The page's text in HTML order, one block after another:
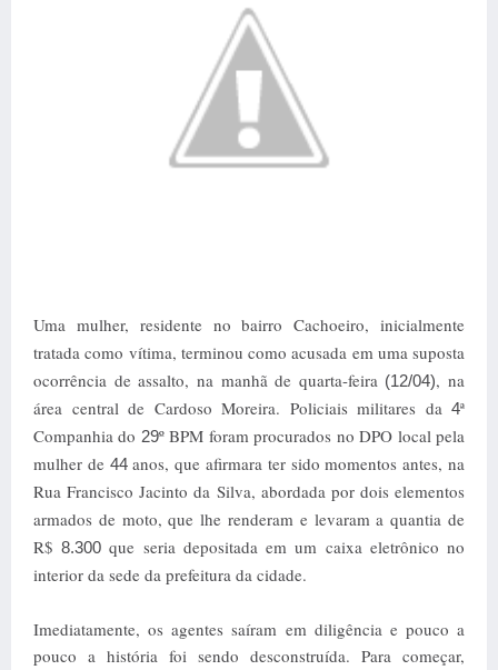
Uma mulher, residente no bairro Cachoeiro, inicialmente
tratada como vítima, terminou como acusada em uma suposta
ocorrência de assalto, na manhã de quarta-feira (12/04), na
área central de Cardoso Moreira. Policiais militares da 4ª
Companhia do 29º BPM foram procurados no DPO local pela
mulher de 44anos, que afirmara ter sido momentos antes, na
Rua Francisco Jacinto da Silva, abordada por dois elementos
armados de moto, que lhe renderam e levaram a quantia de
R$8.300 que seria depositada em um caixa eletrônico no
interior da sede da prefeitura da cidade.
Imediatamente, os agentes saíram em diligência e pouco a
pouco a história foi sendo desconstruída. Para começar,